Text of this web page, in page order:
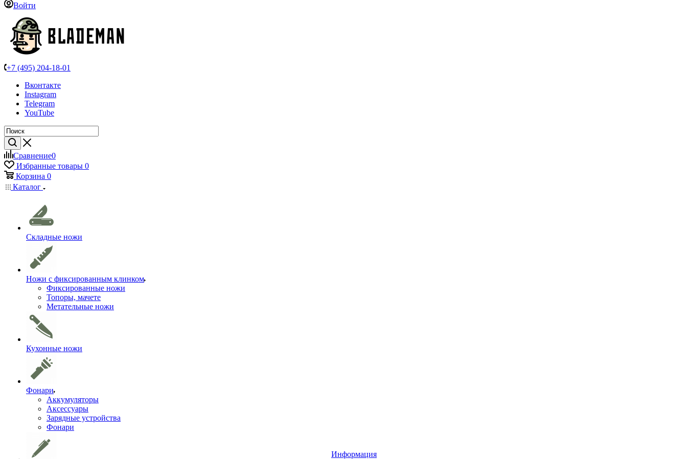
Войти
+7 (495) 204-18-01
Вконтакте
Instagram
Telegram
YouTube
Сравнение0
Избранные товары 0
Корзина 0
Каталог
Складные ножи
Ножи с фиксированным клинком
Фиксированные ножи
Топоры, мачете
Метательные ножи
Кухонные ножи
Фонари
Аккумуляторы
Аксессуары
Зарядные устройства
Фонари
Информация